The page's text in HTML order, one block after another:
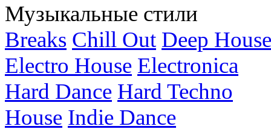
Музыкальные стили
Breaks Chill Out Deep House
Electro House Electronica
Hard Dance Hard Techno
House Indie Dance